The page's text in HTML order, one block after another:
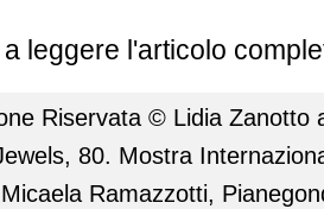
leggere l'articolo
Riservata © Lidia Zanotto
, 80. Mostra
Micaela Ramazzotti,